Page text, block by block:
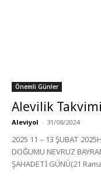
Önemli Günler
Alevilik
Aleviyol - 31/08/2024
2025 11 – 13 ŞUBAT
DOĞUMU NEVRUZ
ŞAHADETİ GÜNÜ(21